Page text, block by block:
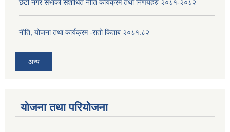
छैटौ नगर सभाको संशोधित नीति कार्यक्रम तथा निर्णयहरु २०८१-२०८२
नीति, योजना तथा कार्यक्रम -रातो किताब २०८१.८२
अन्य
योजना तथा परियोजना